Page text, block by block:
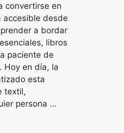
convertirse en
accesible desde
a bordar
libros
paciente de
Hoy en día, la
esta
textil,
persona …